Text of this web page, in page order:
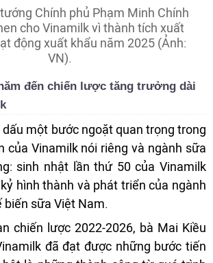
Chính phủ Phạm Minh Chính
cho Vinamilk vì thành tích xuất
động xuất khẩu năm 2025 (Ảnh:
VN).
đến chiến lược tăng trưởng dài
một bước ngoặt quan trọng trong
của Vinamilk nói riêng và ngành sữa
sinh nhật lần thứ 50 của Vinamilk
hình thành và phát triển của ngành
biến sữa Việt Nam.
chiến lược 2022-2026, bà Mai Kiều
đã đạt được những bước tiến